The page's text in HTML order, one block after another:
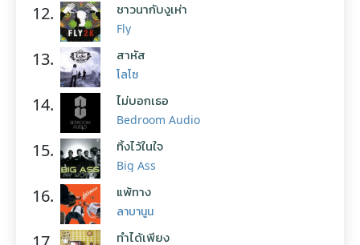
12. ชาวนากับงูเห่า
Fly
13. สาหัส
โลโซ
14. ไม่บอกเธอ
Bedroom Audio
15. ทิ้งไว้ในใจ
Big Ass
16. แพ้ทาง
ลาบานูน
ทำได้เพียง